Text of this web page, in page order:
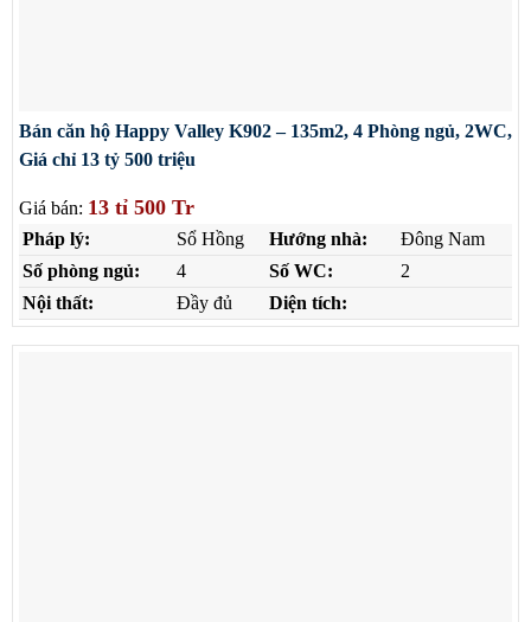
Bán căn hộ Happy Valley K902 – 135m2, 4 Phòng ngủ, 2WC,
Giá chỉ 13 tỷ 500 triệu
Giá bán: 13 tỉ 500 Tr
Pháp lý: Sổ Hồng Hướng nhà:
Đông Nam
Số phòng ngủ:
4 Số WC:
2
Nội thất:
Đầy đủ Diện tích: